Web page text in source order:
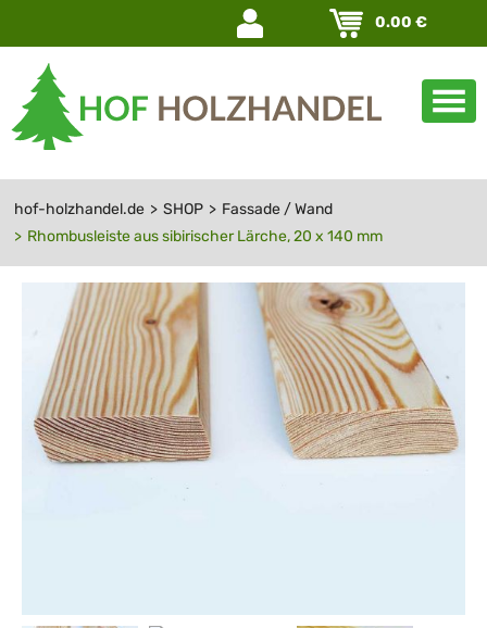
Navigation
überspringen
0.00 €
hof-holzhandel.de SHOP
Fassade / Wand
Rhombusleiste aus sibirischer Lärche, 20 x 140 mm